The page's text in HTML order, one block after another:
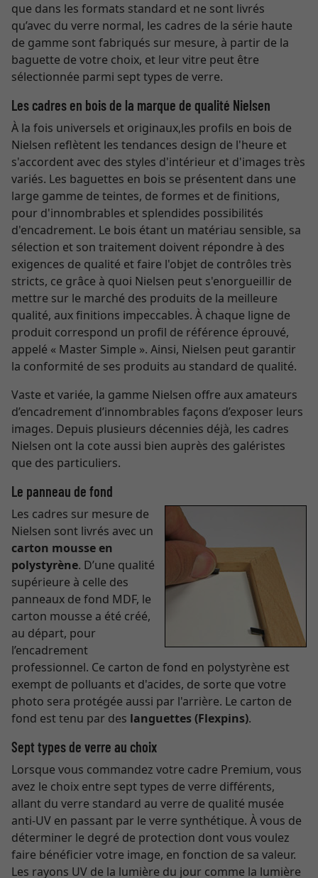
que dans les formats standard et ne sont livrés
qu’avec du verre normal, les cadres de la série haute
de gamme sont fabriqués sur mesure, à partir de la
baguette de votre choix, et leur vitre peut être
sélectionnée parmi sept types de verre.
Les cadres en bois de la marque de qualité Nielsen
À la fois universels et originaux,les profils en bois de
Nielsen reflètent les tendances design de l'heure et
s'accordent avec des styles d'intérieur et d'images très
variés. Les baguettes en bois se présentent dans une
large gamme de teintes, de formes et de finitions,
pour d'innombrables et splendides possibilités
d'encadrement. Le bois étant un matériau sensible, sa
sélection et son traitement doivent répondre à des
exigences de qualité et faire l'objet de contrôles très
stricts, ce grâce à quoi Nielsen peut s'enorgueillir de
mettre sur le marché des produits de la meilleure
qualité, aux finitions impeccables. À chaque ligne de
produit correspond un profil de référence éprouvé,
appelé « Master Simple ». Ainsi, Nielsen peut garantir
la conformité de ses produits au standard de qualité.
Vaste et variée, la gamme Nielsen offre aux amateurs
d’encadrement d’innombrables façons d’exposer leurs
images. Depuis plusieurs décennies déjà, les cadres
Nielsen ont la cote aussi bien auprès des galéristes
que des particuliers.
Le panneau de fond
Les cadres sur mesure de
Nielsen sont livrés avec un
carton mousse en
polystyrène. D’une qualité
supérieure à celle des
panneaux de fond MDF, le
carton mousse a été créé,
au départ, pour
l’encadrement
professionnel. Ce carton de fond en polystyrène est
exempt de polluants et d'acides, de sorte que votre
photo sera protégée aussi par l'arrière. Le carton de
fond est tenu par des languettes (Flexpins).
Sept types de verre au choix
Lorsque vous commandez votre cadre Premium, vous
avez le choix entre sept types de verre différents,
allant du verre standard au verre de qualité musée
anti-UV en passant par le verre synthétique. À vous de
déterminer le degré de protection dont vous voulez
faire bénéficier votre image, en fonction de sa valeur.
Les rayons UV de la lumière du jour comme la lumière